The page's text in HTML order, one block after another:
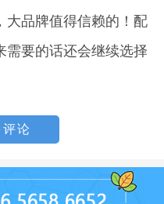
大品牌值得信赖的！配
需要的话还会继续选择
论